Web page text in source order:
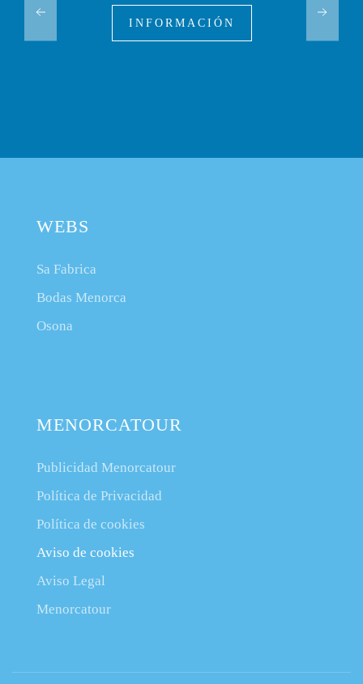
INFORMACIÓN
WEBS
Sa Fabrica
Bodas Menorca
Osona
MENORCATOUR
Publicidad Menorcatour
Política de Privacidad
Política de cookies
Aviso de cookies
Aviso Legal
Menorcatour